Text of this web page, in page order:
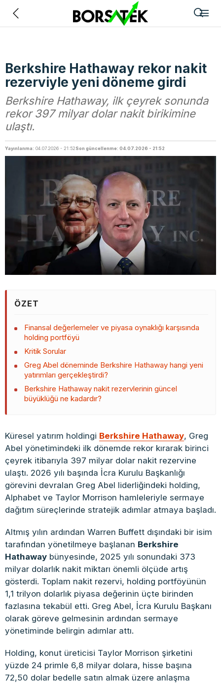
Berkshire Hathaway rekor nakit
rezerviyle yeni döneme girdi
Berkshire Hathaway, ilk çeyrek sonunda
rekor 397 milyar dolar nakit birikimine
ulaştı.
Yayınlanma: 04.07.2026 - 21:52Son güncellenme: 04.07.2026 - 21:52
ÖZET
Finansal değerlemeler ve piyasa oynaklığı karşısında
holding portföyü
Kritik Sorular
Greg Abel döneminde Berkshire Hathaway hangi yeni
yatırımları gerçekleştirdi?
Berkshire Hathaway nakit rezervlerinin güncel
büyüklüğü ne kadardır?
Küresel yatırım holdingi Berkshire Hathaway, Greg
Abel yönetimindeki ilk dönemde rekor kırarak birinci
çeyrek itibarıyla 397 milyar dolar nakit rezervine
ulaştı. 2026 yılı başında İcra Kurulu Başkanlığı
görevini devralan Greg Abel liderliğindeki holding,
Alphabet ve Taylor Morrison hamleleriyle sermaye
dağıtım süreçlerinde stratejik adımlar atmaya başladı.
Altmış yılın ardından Warren Buffett dışındaki bir isim
tarafından yönetilmeye başlanan Berkshire
Hathaway bünyesinde, 2025 yılı sonundaki 373
milyar dolarlık nakit miktarı önemli ölçüde artış
gösterdi. Toplam nakit rezervi, holding portföyünün
1,1 trilyon dolarlık piyasa değerinin üçte birinden
fazlasına tekabül etti. Greg Abel, İcra Kurulu Başkanı
olarak göreve gelmesinin ardından sermaye
yönetiminde belirgin adımlar attı.
Holding, konut üreticisi Taylor Morrison şirketini
yüzde 24 primle 6,8 milyar dolara, hisse başına
72,50 dolar bedelle satın almak üzere anlaşma